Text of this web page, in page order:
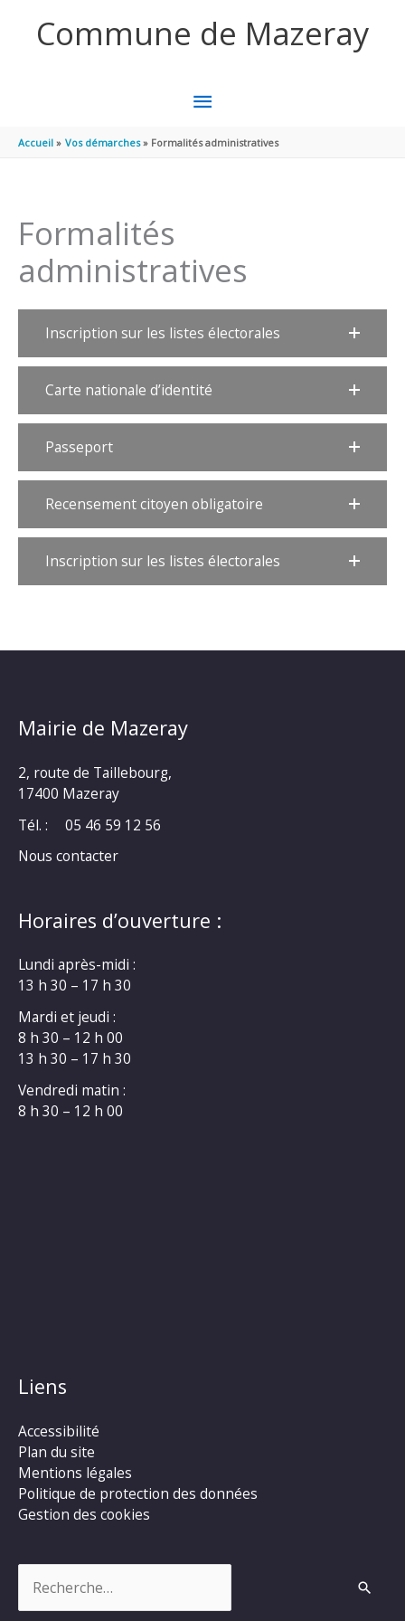
Commune de Mazeray
MENU
PRINCIPAL
Accueil Vos démarches Formalités administratives
Formalités
administratives
Inscription sur les listes électorales
Carte nationale d’identité
Passeport
Recensement citoyen obligatoire
Inscription sur les listes électorales
Mairie de Mazeray
2, route de Taillebourg,
17400 Mazeray
Tél. :
05 46 59 12 56
Nous contacter
Horaires d’ouverture :
Lundi après-midi :
13 h 30 – 17 h 30
Mardi et jeudi :
8 h 30 – 12 h 00
13 h 30 – 17 h 30
Vendredi matin :
8 h 30 – 12 h 00
Liens
Accessibilité
Plan du site
Mentions légales
Politique de protection des données
Gestion des cookies